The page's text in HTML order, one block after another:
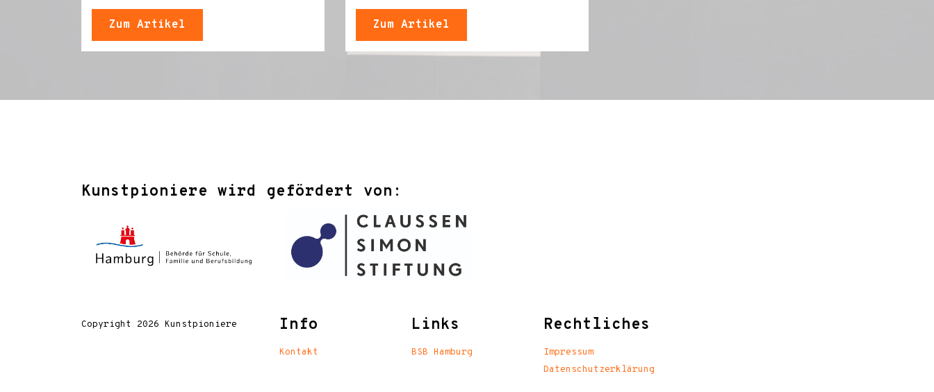
Zum Artikel Zum Artikel
Kunstpioniere wird gefördert von:
Copyright 2026 Kunstpioniere Info
Kontakt
Links
BSB Hamburg
Rechtliches
Impressum
Datenschutzerklärung